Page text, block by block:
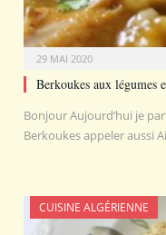
29 MAI 2020
Berkoukes aux légumes
Bonjour Aujourd’hui je
Berkoukes appeler aussi
CUISINE ALGÉRIENNE